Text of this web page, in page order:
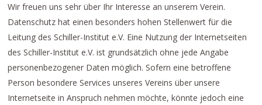
Wir freuen uns sehr über Ihr Interesse an unserem Verein.
Datenschutz hat einen besonders hohen Stellenwert für die
Leitung des Schiller-Institut e.V. Eine Nutzung der Internetseiten
des Schiller-Institut e.V. ist grundsätzlich ohne jede Angabe
personenbezogener Daten möglich. Sofern eine betroffene
Person besondere Services unseres Vereins über unsere
Internetseite in Anspruch nehmen möchte, könnte jedoch eine